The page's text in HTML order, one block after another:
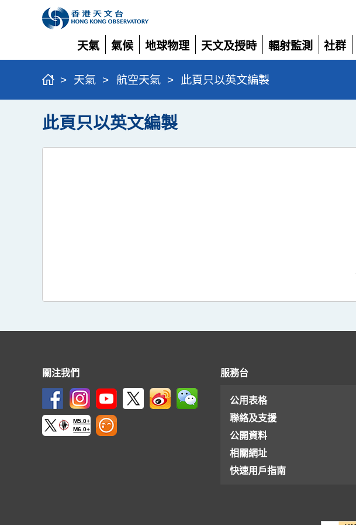
天氣
展
開
氣候
展
開
地球物理
展
開
天文及授時
展
開
輻射監測
展
開
社群
展
> 天氣 > 航空天氣 > 此頁只以英文編製
此頁只以英文編製
關注我們
M5.0+
M6.0+
服務台
公用表格
聯絡及支援
公開資料
相關網址
快速用戶指南